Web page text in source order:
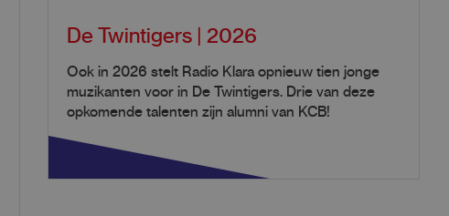
De Twintigers | 2026
Ook in 2026 stelt Radio Klara opnieuw tien jonge
muzikanten voor in De Twintigers. Drie van deze
opkomende talenten zijn alumni van KCB!